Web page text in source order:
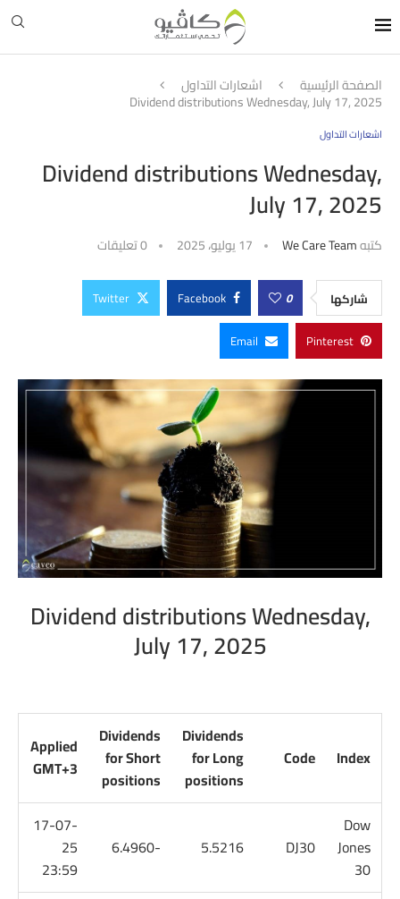
الصفحة الرئيسية اشعارات التداول
Dividend distributions Wednesday, July 17, 2025
اشعارات التداول
Dividend distributions Wednesday,
July 17, 2025
كتبهWe Care Team 17 يوليو، 2025 0 تعليقات
شاركها 0
Facebook
Twitter
Pinterest
Email
Dividend distributions Wednesday,
July 17, 2025
Index
Code
Dividends
for Long
positions
Dividends
for Short
positions
Applied
GMT+3
Dow
Jones
30
DJ30
5.5216
-6.4960
17-07-
25
23:59